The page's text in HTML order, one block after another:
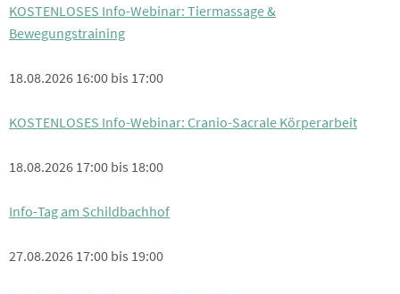
KOSTENLOSES Info-Webinar: Tiermassage &
Bewegungstraining
18.08.2026 16:00 bis 17:00
KOSTENLOSES Info-Webinar: Cranio-Sacrale Körperarbeit
18.08.2026 17:00 bis 18:00
Info-Tag am Schildbachhof
27.08.2026 17:00 bis 19:00